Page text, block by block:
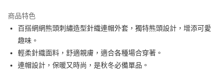
街口支付
悠遊付
ATM付款
商品特色
百搭網網熊頭刺繡造型針織連帽外套，獨特熊頭設計，增添可愛
趣味。
輕柔針織面料，舒適親膚，適合各種場合穿著。
連帽設計，保暖又時尚，是秋冬必備單品。